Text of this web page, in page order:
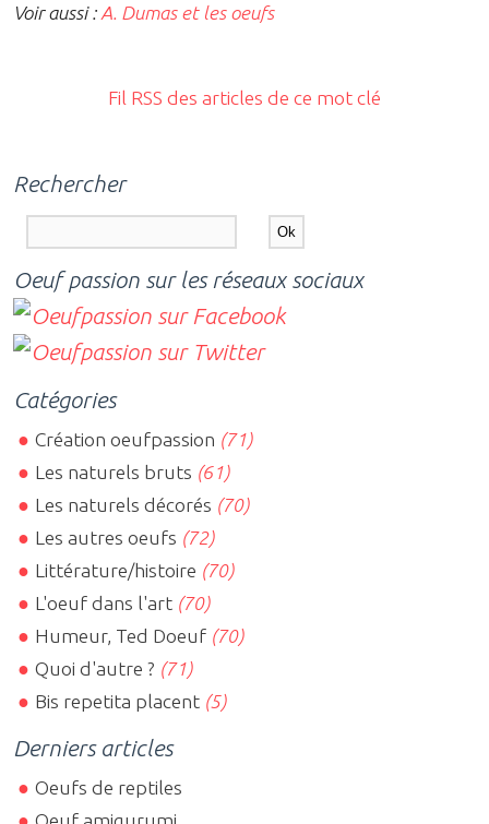
Voir aussi : A. Dumas et les oeufs
Fil RSS des articles de ce mot clé
Rechercher
Oeuf passion sur les réseaux sociaux
Catégories
Création oeufpassion (71)
Les naturels bruts (61)
Les naturels décorés (70)
Les autres oeufs (72)
Littérature/histoire (70)
L'oeuf dans l'art (70)
Humeur, Ted Doeuf (70)
Quoi d'autre ? (71)
Bis repetita placent (5)
Derniers articles
Oeufs de reptiles